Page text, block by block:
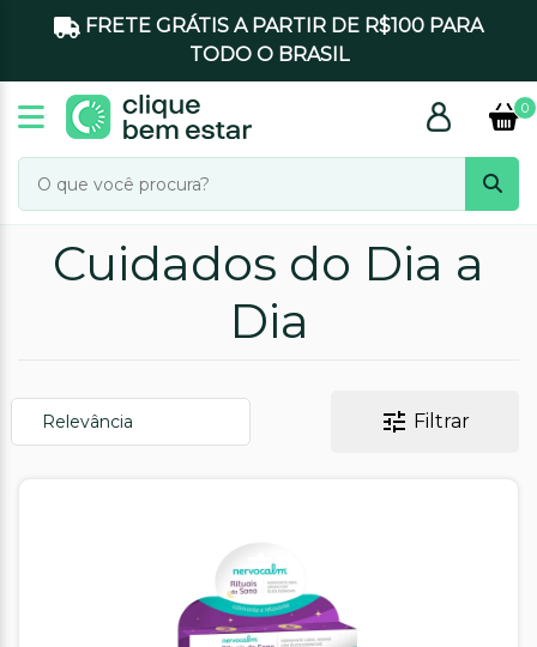
FRETE GRÁTIS A PARTIR DE R$100 PARA
TODO O BRASIL
0
Cuidados do Dia a
Dia
Filtrar